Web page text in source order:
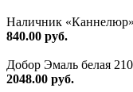
Наличник «Каннелюр»
840.00 руб.
Добор Эмаль белая
2048.00 руб.